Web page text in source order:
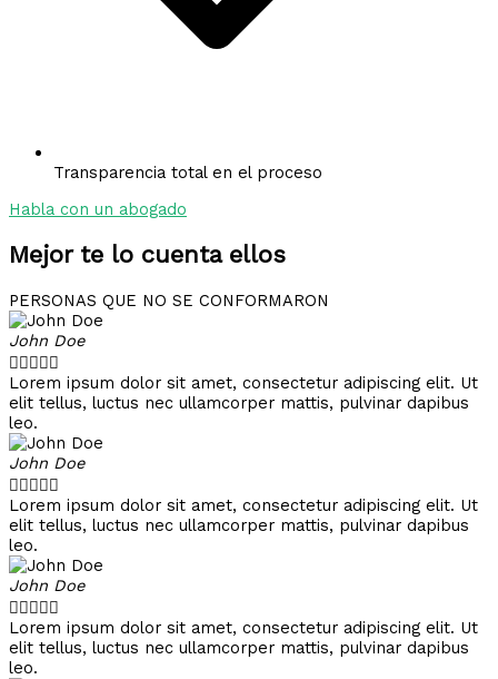
Transparencia total en el proceso
Habla con un abogado
Mejor te lo cuenta ellos
PERSONAS QUE NO SE CONFORMARON
John Doe

Lorem ipsum dolor sit amet, consectetur adipiscing elit. Ut
elit tellus, luctus nec ullamcorper mattis, pulvinar dapibus
leo.
John Doe

Lorem ipsum dolor sit amet, consectetur adipiscing elit. Ut
elit tellus, luctus nec ullamcorper mattis, pulvinar dapibus
leo.
John Doe

Lorem ipsum dolor sit amet, consectetur adipiscing elit. Ut
elit tellus, luctus nec ullamcorper mattis, pulvinar dapibus
leo.